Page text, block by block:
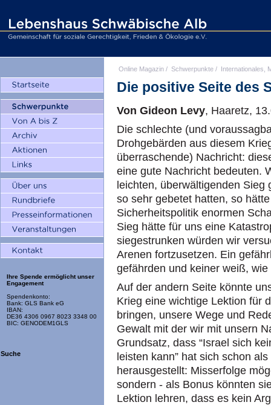
Ihre Spende ermöglicht unser
Engagement
Spendenkonto:
Bank: GLS Bank eG
IBAN:
DE36 4306 0967 8023 3348 00
BIC: GENODEM1GLS
Suche
Online Magazin / Schwerpunkte / Internationales,
Die positive Seite des
Von Gideon Levy, Haaretz,
Die schlechte (und
Drohgebärden aus diesem
überraschende) Nachricht:
eine gute Nachricht bedeuten.
leichten, überwältigenden
so sehr gebetet hatten, so
Sicherheitspolitik enormen
Sieg hätte für uns eine
siegestrunken würden wir
Arenen fortzusetzen. Ein
gefährden und keiner weiß,
Auf der andern Seite könnte
Krieg eine wichtige Lektion für
bringen, unsere Wege und
Gewalt mit der wir mit unsern
Grundsatz, dass “Israel sich
leisten kann” hat sich schon
herausgestellt: Misserfolge
sondern - als Bonus könnten
Lektion lehren, dass es kein